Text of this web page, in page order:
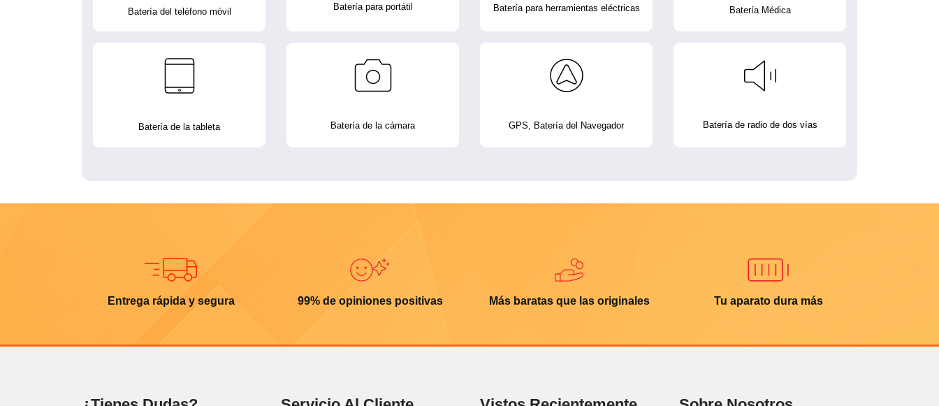
Batería del teléfono móvil Batería para portátil Batería para herramientas eléctricas Batería Médica
Batería de la tableta Batería de la cámara GPS, Batería del Navegador Batería de radio de dos vías
Entrega rápida y segura 99% de opiniones positivas Más baratas que las originales Tu aparato dura más